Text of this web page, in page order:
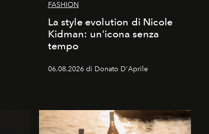
FASHION
La style evolution di Nicole
Kidman: un'icona senza
tempo
06.08.2026 di Donato D'Aprile